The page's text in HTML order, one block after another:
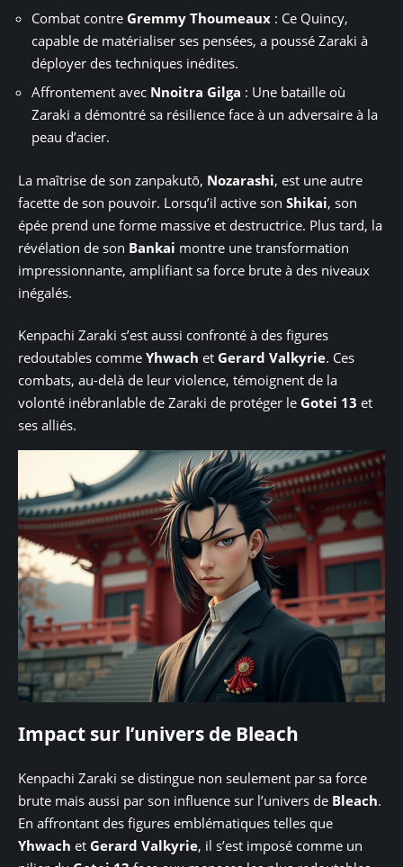
Combat contre Gremmy Thoumeaux : Ce Quincy,
capable de matérialiser ses pensées, a poussé Zaraki à
déployer des techniques inédites.
Affrontement avec Nnoitra Gilga : Une bataille où
Zaraki a démontré sa résilience face à un adversaire à la
peau d’acier.
La maîtrise de son zanpakutō, Nozarashi, est une autre
facette de son pouvoir. Lorsqu’il active son Shikai, son
épée prend une forme massive et destructrice. Plus tard, la
révélation de son Bankai montre une transformation
impressionnante, amplifiant sa force brute à des niveaux
inégalés.
Kenpachi Zaraki s’est aussi confronté à des figures
redoutables comme Yhwach et Gerard Valkyrie. Ces
combats, au-delà de leur violence, témoignent de la
volonté inébranlable de Zaraki de protéger le Gotei 13 et
ses alliés.
Impact sur l’univers de Bleach
Kenpachi Zaraki se distingue non seulement par sa force
brute mais aussi par son influence sur l’univers de Bleach.
En affrontant des figures emblématiques telles que
Yhwach et Gerard Valkyrie, il s’est imposé comme un